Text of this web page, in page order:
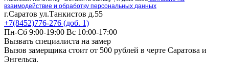
взаимодействие и обработку персональных данных
г.Саратов ул.Танкистов д.55
+7(8452)776-276 (доб. 1)
Пн-Сб 9:00-19:00 Вс 10:00-17:00
Вызвать специалиста на замер
Вызов замерщика стоит от 500 рублей в черте Саратова и
Энгельса.